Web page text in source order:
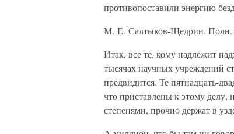
противопоставили энергию
М. Е. Салтыков-Щедрин. Полн.
Итак, все те, кому надлежит
тысячах научных учреждений
предвидится. Те пятнадцать-
что приставлены к этому делу,
степенями, прочно держат в